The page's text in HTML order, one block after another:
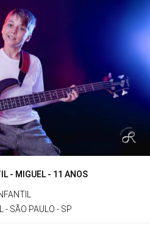
- MIGUEL - 11 ANOS
- SÃO PAULO - SP